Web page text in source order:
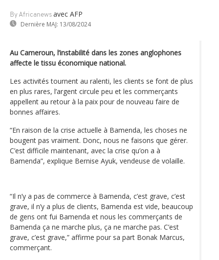
By Africanews avec AFP
Dernière MAJ: 13/08/2024
Au Cameroun, l’instabilité dans les zones anglophones
affecte le tissu économique national.
Les activités tournent au ralenti, les clients se font de plus
en plus rares, l’argent circule peu et les commerçants
appellent au retour à la paix pour de nouveau faire de
bonnes affaires.
“En raison de la crise actuelle à Bamenda, les choses ne
bougent pas vraiment. Donc, nous ne faisons que gérer.
C’est difficile maintenant, avec la crise qu’on a à
Bamenda”, explique Bernise Ayuk, vendeuse de volaille.
“Il n’y a pas de commerce à Bamenda, c’est grave, c’est
grave, il n’y a plus de clients, Bamenda est vide, beaucoup
de gens ont fui Bamenda et nous les commerçants de
Bamenda ça ne marche plus, ça ne marche pas. C’est
grave, c’est grave,” affirme pour sa part Bonak Marcus,
commerçant.